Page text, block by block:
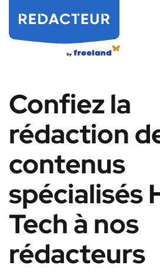
Confiez la
rédaction
contenus
spécialisés
Tech à nos
rédacteurs